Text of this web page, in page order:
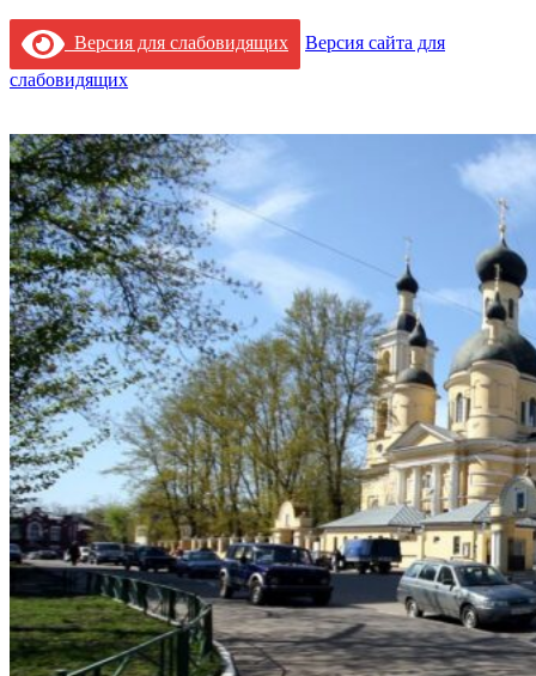
Версия для слабовидящих
Версия сайта для
слабовидящих